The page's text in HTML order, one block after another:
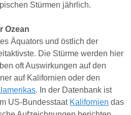
Stürmen jährlich.
Ozean
Äquators und östlich der
Die Stürme werden hier
oft Auswirkungen auf den
auf Kalifornien oder den
. In der Datenbank ist
US-Bundesstaat Kalifornien das